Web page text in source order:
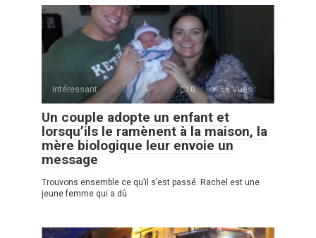
Intéressant 0 66 Vues :
Un couple adopte un enfant et
lorsqu’ils le ramènent à la maison, la
mère biologique leur envoie un
message
Trouvons ensemble ce qu’il s’est passé. Rachel est une
jeune femme qui a dû